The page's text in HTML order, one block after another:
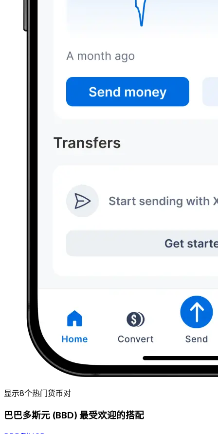
显示8个热门货币对
巴巴多斯元 (BBD) 最受欢迎的搭配